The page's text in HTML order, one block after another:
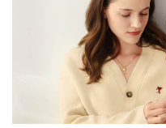
จากการรักษาเป็นช่
การก่อตั้งศูนย์ ACHD ที่ร
ป่วยกลุ่มนี้ต้องได้รับการดู
ช่วงวัยใดวัยหนึ่ง